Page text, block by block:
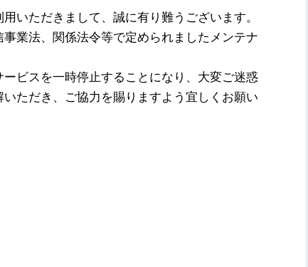
いただきまして、誠に有り難うございます。
業法、関係法令等で定められましたメンテナ
ビスを一時停止することになり、大変ご迷惑
ただき、ご協力を賜りますよう宜しくお願い